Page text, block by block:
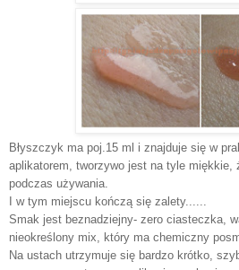
Błyszczyk ma poj.15 ml i znajduje się w
aplikatorem, tworzywo jest na tyle miękkie,
podczas używania.
I w tym miejscu kończą się zalety......
Smak jest beznadziejny- zero ciasteczka,
nieokreślony mix, który ma chemiczny
Na ustach utrzymuje się bardzo krótko,